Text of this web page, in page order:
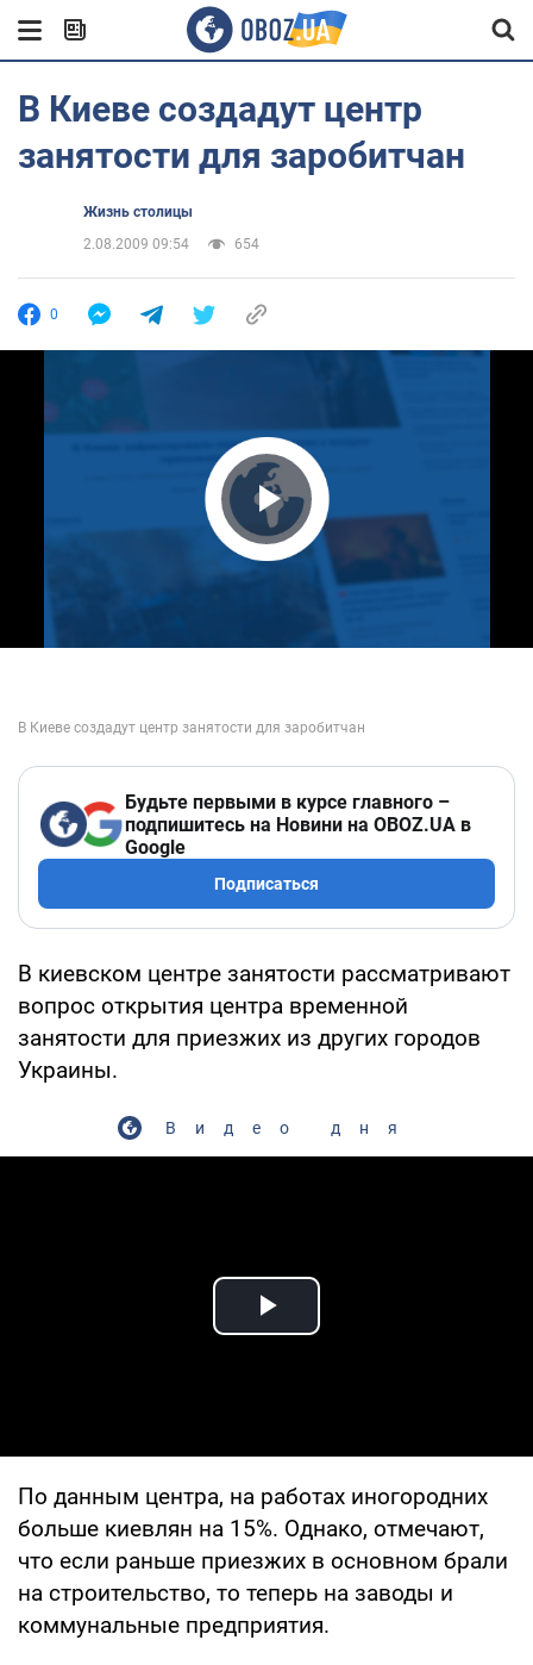
В Киеве создадут центр
занятости для заробитчан
Жизнь столицы
2.08.2009 09:54
654
0
Play Video
Будьте первыми в курсе главного –
подпишитесь на Новини на OBOZ.UA в
Google
Подписаться
В киевском центре занятости рассматривают
вопрос открытия центра временной
занятости для приезжих из других городов
Украины.
Видео дня
Play Video
По данным центра, на работах иногородних
больше киевлян на 15%. Однако, отмечают,
что если раньше приезжих в основном брали
на строительство, то теперь на заводы и
коммунальные предприятия.